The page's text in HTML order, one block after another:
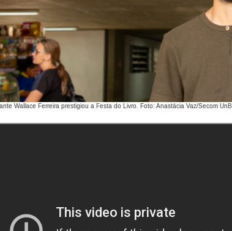
Wallace Ferreira prestigiou a Festa do Livro. Foto: Anastácia Vaz/Secom UnB